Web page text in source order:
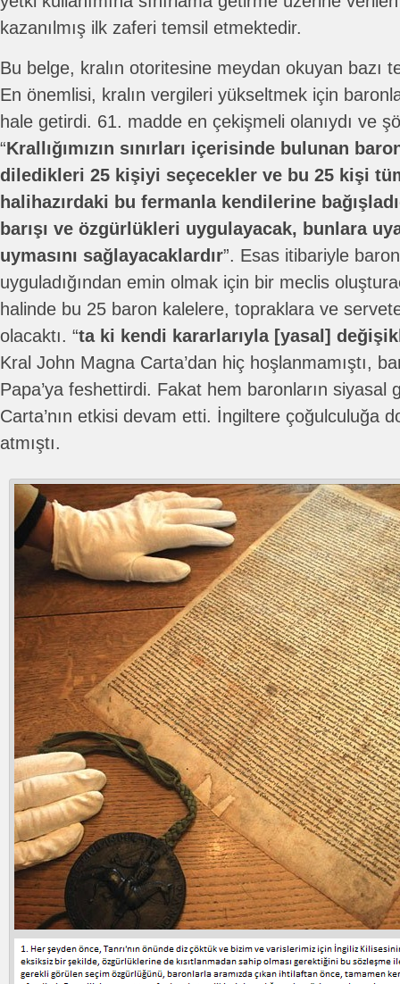
kazanılmış ilk zaferi temsil etmektedir.
Bu belge, kralın otoritesine meydan okuyan bazı
En önemlisi, kralın vergileri yükseltmek için
hale getirdi. 61. madde en çekişmeli olanıydı ve
“Krallığımızın sınırları içerisinde bulunan
diledikleri 25 kişiyi seçecekler ve bu 25 kişi
halihazırdaki bu fermanla kendilerine
barışı ve özgürlükleri uygulayacak, bunlara
uymasını sağlayacaklardır”. Esas itibariyle
uyguladığından emin olmak için bir meclis
halinde bu 25 baron kalelere, topraklara ve
olacaktı. “ta ki kendi kararlarıyla [yasal]
Kral John Magna Carta’dan hiç hoşlanmamıştı,
Papa’ya feshettirdi. Fakat hem baronların siyasal
Carta’nın etkisi devam etti. İngiltere çoğulculuğa
atmıştı.